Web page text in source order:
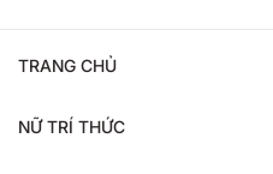
TRANG CHỦ
NỮ TRÍ THỨC